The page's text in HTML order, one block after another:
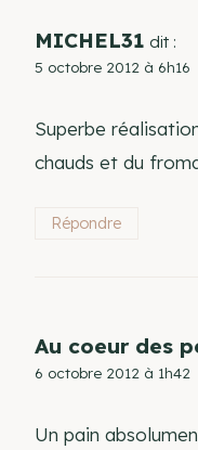
MICHEL31 dit :
5 octobre 2012 à 6h16
Superbe
chauds et du
Répondre
Au coeur des
6 octobre 2012 à 1h42
Un pain